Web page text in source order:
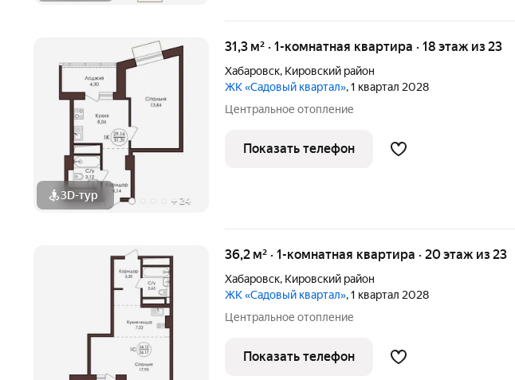
3D-тур + 24
31,3 м² · 1-комнатная квартира · 18 этаж из 23
Хабаровск, Кировский район
ЖК «Садовый квартал», 1 квартал 2028
Центральное отопление
Показать телефон
36,2 м² · 1-комнатная квартира · 20 этаж из 23
Хабаровск, Кировский район
ЖК «Садовый квартал», 1 квартал 2028
Центральное отопление
Показать телефон